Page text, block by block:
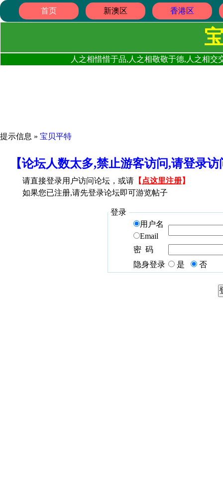
首页 新澳区 香港区
人之相惜惜于品,人之相敬敬于德,人之相
提示信息 » 宝贝平特
【论坛人数太多,禁止游客访问,请登录
请直接登录用户访问论坛，或请 【 点这里注册】
如果您已注册,请先登录论坛即可游览帖子
登录
用户名
Email
密 码
隐身登录
是 否